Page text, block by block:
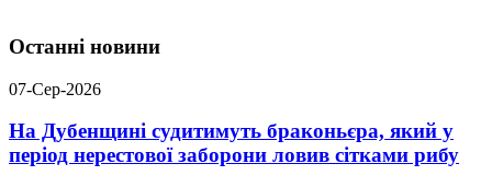
Останні новини
07-Сер-2026
На Дубенщині судитимуть браконьєра, який у
період нерестової заборони ловив сітками рибу